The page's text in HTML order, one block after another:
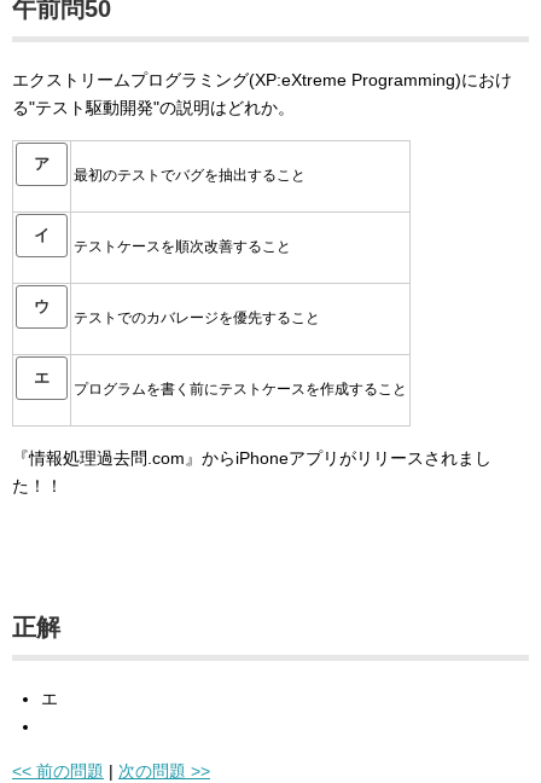
午前問50
エクストリームプログラミング(XP:eXtreme Programming)におけ
る"テスト駆動開発"の説明はどれか。
ア
最初のテストでバグを抽出すること
イ
テストケースを順次改善すること
ウ
テストでのカバレージを優先すること
エ
プログラムを書く前にテストケースを作成すること
『情報処理過去問.com』からiPhoneアプリがリリースされまし
た！！
正解
エ
<< 前の問題 | 次の問題 >>